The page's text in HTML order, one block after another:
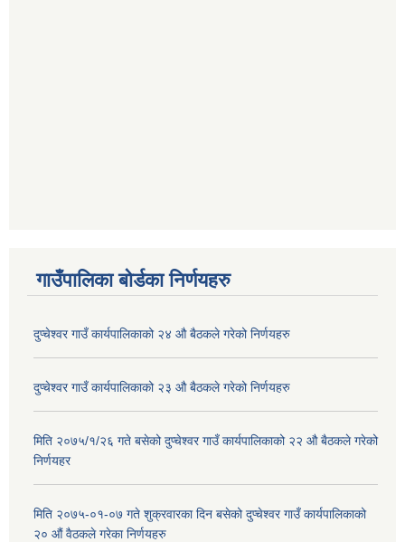
गाउँपालिका बोर्डका निर्णयहरु
दुप्चेश्वर गाउँ कार्यपालिकाको २४ औ बैठकले गरेको निर्णयहरु
दुप्चेश्वर गाउँ कार्यपालिकाको २३ औ बैठकले गरेको निर्णयहरु
मिति २०७५/१/२६ गते बसेको दुप्चेश्वर गाउँ कार्यपालिकाको २२ औ बैठकले गरेको
निर्णयहर
मिति २०७५-०१-०७ गते शुक्रवारका दिन बसेको दुप्चेश्वर गाउँ कार्यपालिकाको
२० औं वैठकले गरेका निर्णयहरु